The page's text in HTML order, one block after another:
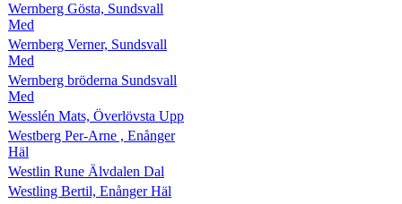
Wernberg Gösta, Sundsvall
Med
Wernberg Verner, Sundsvall
Med
Wernberg bröderna Sundsvall
Med
Wesslén Mats, Överlövsta Upp
Westberg Per-Arne , Enånger
Häl
Westlin Rune Älvdalen Dal
Westling Bertil, Enånger Häl